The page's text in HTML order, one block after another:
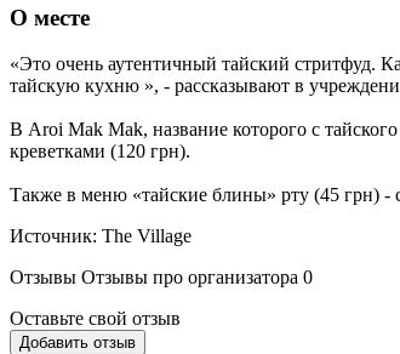
О месте
«Это очень аутентичный тайский стритфуд.
тайскую кухню », - рассказывают в
В Aroi Mak Mak, название которого с
креветками (120 грн).
Также в меню «тайские блины» рту (45 грн)
Источник: The Village
Отзывы Отзывы про организатора 0
Оставьте свой отзыв
Добавить отзыв